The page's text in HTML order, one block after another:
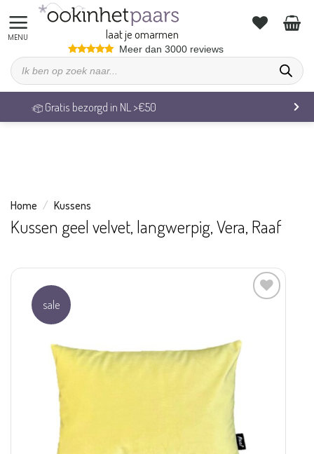
We zijn op vakantie. Vrijdag 7 augustus behandelen we alle
bestellingen weer.
naar
inhoud
laat je omarmen
Meer dan 3000 reviews
Producten
zoeken
Veilig betalen & 14 dagen retourrecht
Home / Kussens
Kussen geel velvet, langwerpig, Vera, Raaf
sale
toevoegen